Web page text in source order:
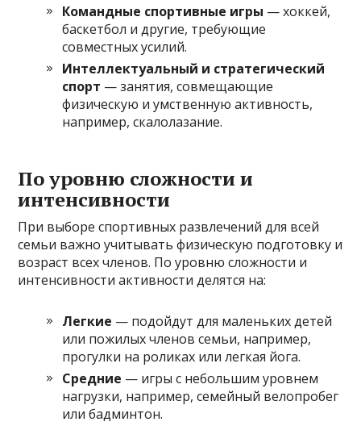
Командные спортивные игры — хоккей,
баскетбол и другие, требующие
совместных усилий.
Интеллектуальный и стратегический
спорт — занятия, совмещающие
физическую и умственную активность,
например, скалолазание.
По уровню сложности и
интенсивности
При выборе спортивных развлечений для всей
семьи важно учитывать физическую подготовку и
возраст всех членов. По уровню сложности и
интенсивности активности делятся на:
Легкие — подойдут для маленьких детей
или пожилых членов семьи, например,
прогулки на роликах или легкая йога.
Средние — игры с небольшим уровнем
нагрузки, например, семейный велопробег
или бадминтон.